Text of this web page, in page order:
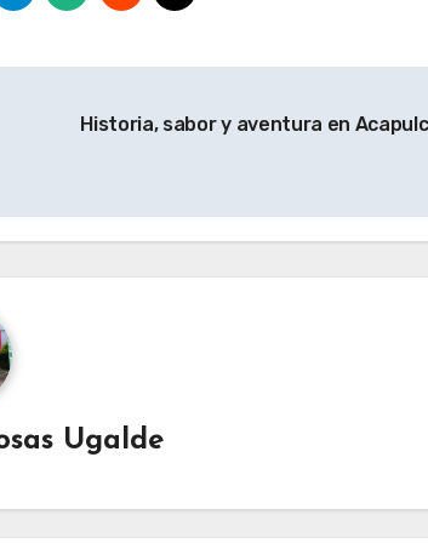
Historia, sabor y aventura en
Ugalde